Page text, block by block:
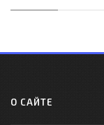
О САЙТЕ